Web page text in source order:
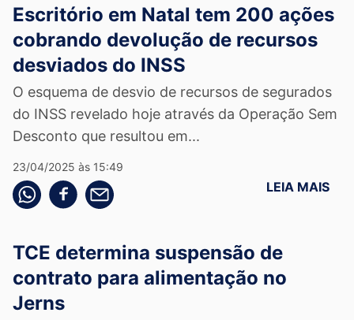
Escritório em Natal tem 200 ações
cobrando devolução de recursos
desviados do INSS
O esquema de desvio de recursos de segurados
do INSS revelado hoje através da Operação Sem
Desconto que resultou em...
23/04/2025 às 15:49
Compartilhe pelo whatsapp
Compartilhar no facebook
Compartilhe pelo email LEIA MAIS
TCE determina suspensão de
contrato para alimentação no
Jerns